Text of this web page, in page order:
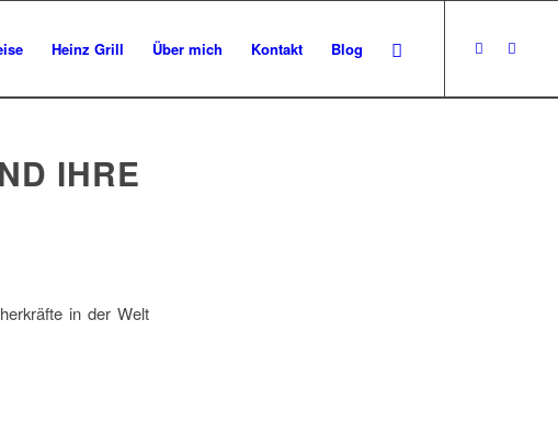
Heinz Grill Über mich Kontakt Blog
IHRE
in der Welt